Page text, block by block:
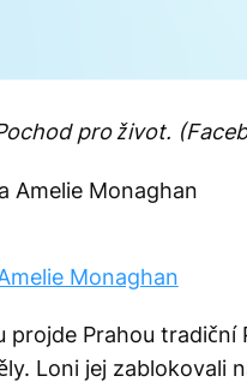
pro život.
Monaghan
projde Prahou
Loni jej zablokovali